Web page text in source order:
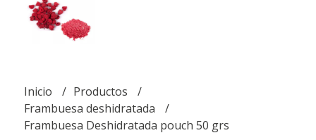
Inicio
Productos
Frambuesa deshidratada
Frambuesa Deshidratada pouch 50 grs